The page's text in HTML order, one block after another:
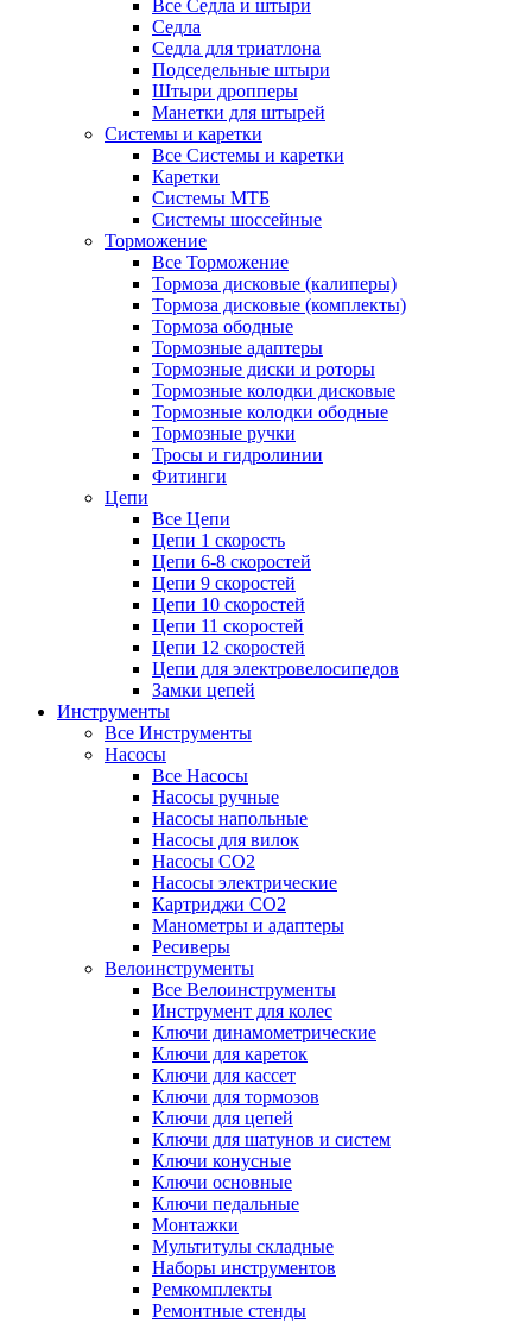
Все Седла и штыри
Седла
Седла для триатлона
Подседельные штыри
Штыри дропперы
Манетки для штырей
Системы и каретки
Все Системы и каретки
Каретки
Системы МТБ
Системы шоссейные
Торможение
Все Торможение
Тормоза дисковые (калиперы)
Тормоза дисковые (комплекты)
Тормоза ободные
Тормозные адаптеры
Тормозные диски и роторы
Тормозные колодки дисковые
Тормозные колодки ободные
Тормозные ручки
Тросы и гидролинии
Фитинги
Цепи
Все Цепи
Цепи 1 скорость
Цепи 6-8 скоростей
Цепи 9 скоростей
Цепи 10 скоростей
Цепи 11 скоростей
Цепи 12 скоростей
Цепи для электровелосипедов
Замки цепей
Инструменты
Все Инструменты
Насосы
Все Насосы
Насосы ручные
Насосы напольные
Насосы для вилок
Насосы CO2
Насосы электрические
Картриджи CO2
Манометры и адаптеры
Ресиверы
Велоинструменты
Все Велоинструменты
Инструмент для колес
Ключи динамометрические
Ключи для кареток
Ключи для кассет
Ключи для тормозов
Ключи для цепей
Ключи для шатунов и систем
Ключи конусные
Ключи основные
Ключи педальные
Монтажки
Мультитулы складные
Наборы инструментов
Ремкомплекты
Ремонтные стенды